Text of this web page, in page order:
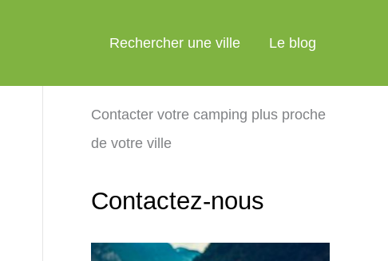
Rechercher une ville Le blog
Contacter votre camping plus proche
de votre ville
Contactez-nous